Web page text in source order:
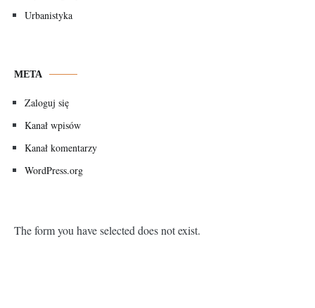
Urbanistyka
META
Zaloguj się
Kanał wpisów
Kanał komentarzy
WordPress.org
The form you have selected does not exist.